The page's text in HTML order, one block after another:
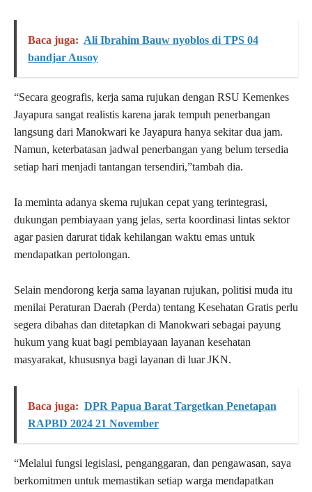
Baca juga: Ali Ibrahim Bauw nyoblos di TPS 04
bandjar Ausoy
“Secara geografis, kerja sama rujukan dengan RSU Kemenkes
Jayapura sangat realistis karena jarak tempuh penerbangan
langsung dari Manokwari ke Jayapura hanya sekitar dua jam.
Namun, keterbatasan jadwal penerbangan yang belum tersedia
setiap hari menjadi tantangan tersendiri,”tambah dia.
Ia meminta adanya skema rujukan cepat yang terintegrasi,
dukungan pembiayaan yang jelas, serta koordinasi lintas sektor
agar pasien darurat tidak kehilangan waktu emas untuk
mendapatkan pertolongan.
Selain mendorong kerja sama layanan rujukan, politisi muda itu
menilai Peraturan Daerah (Perda) tentang Kesehatan Gratis perlu
segera dibahas dan ditetapkan di Manokwari sebagai payung
hukum yang kuat bagi pembiayaan layanan kesehatan
masyarakat, khususnya bagi layanan di luar JKN.
Baca juga: DPR Papua Barat Targetkan Penetapan
RAPBD 2024 21 November
“Melalui fungsi legislasi, penganggaran, dan pengawasan, saya
berkomitmen untuk memastikan setiap warga mendapatkan